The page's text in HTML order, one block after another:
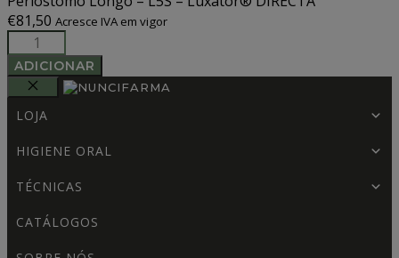
€81,50 Acresce IVA em vigor
Quantidade
de
Perióstomo
Longo
Luxator®
DIRECTA
ADICIONAR
LOJA
HIGIENE ORAL
TÉCNICAS
CATÁLOGOS